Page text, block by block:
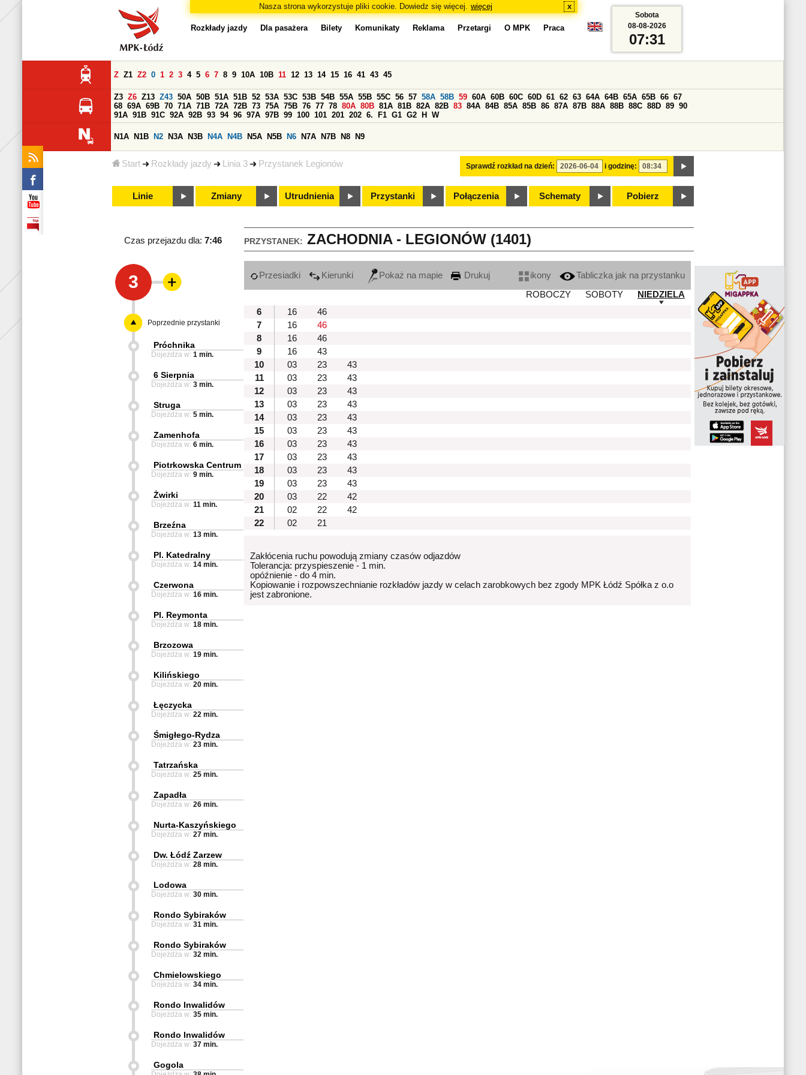
Nasza strona wykorzystuje pliki cookie. Dowiedz się więcej. więcej x
Start Rozkłady jazdy Linia 3 Przystanek Legionów
Rozkłady jazdy Dla pasażera Bilety Komunikaty Reklama Przetargi O MPK Praca
Sprawdź rozkład na dzień: i godzinę:
Z Z1 Z2 0 1 2 3 4 5 6 7 8 9 10A 10B 11 12 13 14 15 16 41 43 45
Z3 Z6 Z13 Z43 50A 50B 51A 51B 52 53A 53C 53B 54B 55A 55B 55C 56 57 58A 58B 59 60A 60B 60C 60D 61 62 63 64A 64B 65A 65B 66 67
68 69A 69B 70 71A 71B 72A 72B 73 75A 75B 76 77 78 80A 80B 81A 81B 82A 82B 83 84A 84B 85A 85B 86 87A 87B 88A 88B 88C 88D 89 90
91A 91B 91C 92A 92B 93 94 96 97A 97B 99 100 101 201 202 6. F1 G1 G2 H W
N1A N1B N2 N3A N3B N4A N4B N5A N5B N6 N7A N7B N8 N9
Linie Zmiany Utrudnienia Przystanki Połączenia Schematy Pobierz
Sobota
08-08-2026
07:31
PRZYSTANEK: ZACHODNIA - LEGIONÓW (1401)
Czas przejazdu dla: 7:46
3 Przesiadki Kierunki Pokaż na mapie Drukuj ikony
Tabliczka jak na przystanku
ROBOCZY
SOBOTY
NIEDZIELA
6
16
46
7
16
46
8
16
46
9
16
43
10
03 23
43
11
03 23
43
12
03 23
43
13
03 23
43
14
03 23
43
15
03 23
43
16
03 23
43
17
03 23
43
18
03 23
43
19
03 23
43
20
03 22
42
21
02 22
42
22
02 21
Zakłócenia ruchu powodują zmiany czasów odjazdów
Tolerancja: przyspieszenie - 1 min.
opóźnienie - do 4 min.
Kopiowanie i rozpowszechnianie rozkładów jazdy w celach zarobkowych bez zgody MPK Łódź Spółka z o.o
jest zabronione.
Poprzednie przystanki
Próchnika
Dojeżdża w: 1 min.
6 Sierpnia
Dojeżdża w: 3 min.
Struga
Dojeżdża w: 5 min.
Zamenhofa
Dojeżdża w: 6 min.
Piotrkowska Centrum
Dojeżdża w: 9 min.
Żwirki
Dojeżdża w: 11 min.
Brzeźna
Dojeżdża w: 13 min.
Pl. Katedralny
Dojeżdża w: 14 min.
Czerwona
Dojeżdża w: 16 min.
Pl. Reymonta
Dojeżdża w: 18 min.
Brzozowa
Dojeżdża w: 19 min.
Kilińskiego
Dojeżdża w: 20 min.
Łęczycka
Dojeżdża w: 22 min.
Śmigłego-Rydza
Dojeżdża w: 23 min.
Tatrzańska
Dojeżdża w: 25 min.
Zapadła
Dojeżdża w: 26 min.
Nurta-Kaszyńskiego
Dojeżdża w: 27 min.
Dw. Łódź Zarzew
Dojeżdża w: 28 min.
Lodowa
Dojeżdża w: 30 min.
Rondo Sybiraków
Dojeżdża w: 31 min.
Rondo Sybiraków
Dojeżdża w: 32 min.
Chmielowskiego
Dojeżdża w: 34 min.
Rondo Inwalidów
Dojeżdża w: 35 min.
Rondo Inwalidów
Dojeżdża w: 37 min.
Gogola